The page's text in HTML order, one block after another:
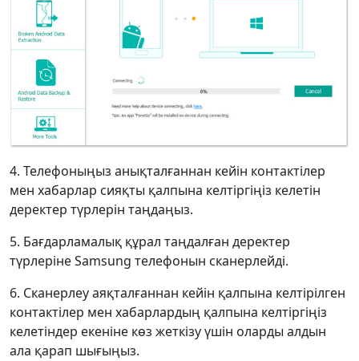
4. Телефоныңыз анықталғаннан кейін контактілер
мен хабарлар сияқты қалпына келтіргіңіз келетін
деректер түрлерін таңдаңыз.
5. Бағдарламалық құрал таңдалған деректер
түрлеріне Samsung телефонын сканерлейді.
6. Сканерлеу аяқталғаннан кейін қалпына келтірілген
контактілер мен хабарлардың қалпына келтіргіңіз
келетіндер екеніне көз жеткізу үшін оларды алдын
ала қарап шығыңыз.
Тіл ауыстырғышы
English
日本
Español
Deutsche
Français
Italiano
Norsk
Suomalainen
Svenska
Dansk
Ελληνικά
русский
हिंदी
தமிழ்
Bahasa Melayu
ไทย
Română
Polskie
қазақ
Gaeilge
繁體中文